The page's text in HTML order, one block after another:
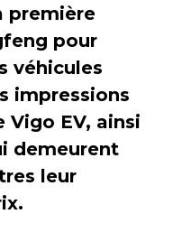
première
pour
véhicules
impressions
Vigo EV, ainsi
demeurent
leur